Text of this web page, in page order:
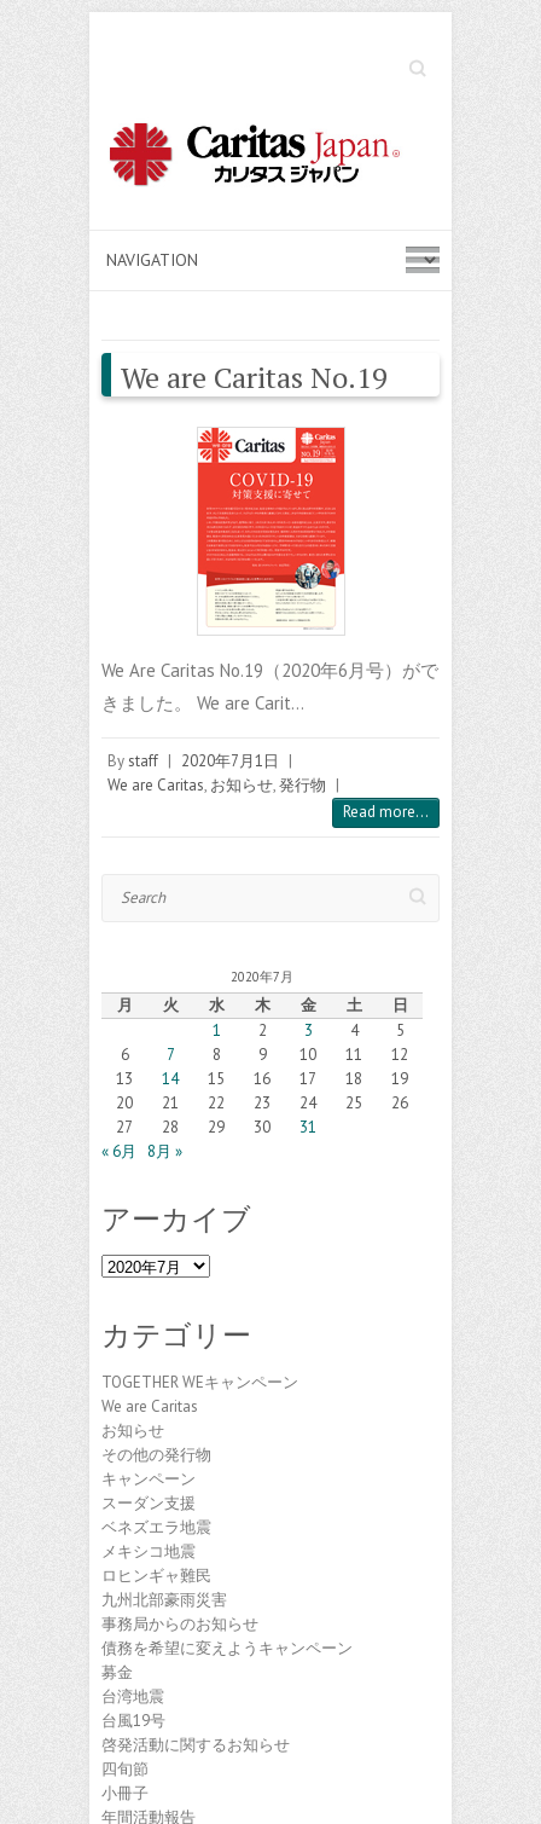
Search
We are Caritas No.19
We Are Caritas No.19（2020年6月号）がで
きました。 We are Carit…
Bystaff | 2020年7月1日
|
We are Caritas, お知らせ,発行物 |
Read more...
2020年7月
月 火 水 木 金 土
日
1
2 3 4
5
6
7 8 9 10 11
12
13
14 15 16 17 18
19
20
21 22 23 24 25
26
27
28 29 30
31
« 6月
8月 »
アーカイブ
ア
イ
カテゴリー
TOGETHER WEキャンペーン
We are Caritas
お知らせ
その他の発行物
キャンペーン
スーダン支援
ベネズエラ地震
メキシコ地震
ロヒンギャ難民
九州北部豪雨災害
事務局からのお知らせ
債務を希望に変えようキャンペーン
募金
台湾地震
台風19号
啓発活動に関するお知らせ
四旬節
小冊子
年間活動報告